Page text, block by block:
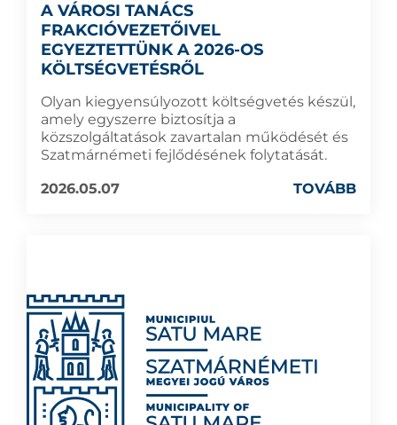
A VÁROSI TANÁCS
FRAKCIÓVEZETŐIVEL
EGYEZTETTÜNK A 2026-OS
KÖLTSÉGVETÉSRŐL
Olyan kiegyensúlyozott költségvetés készül,
amely egyszerre biztosítja a
közszolgáltatások zavartalan működését és
Szatmárnémeti fejlődésének folytatását.
2026.05.07
TOVÁBB